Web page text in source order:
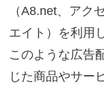
（A8.net、アク
エイト）を利用
このような広告
じた商品やサー